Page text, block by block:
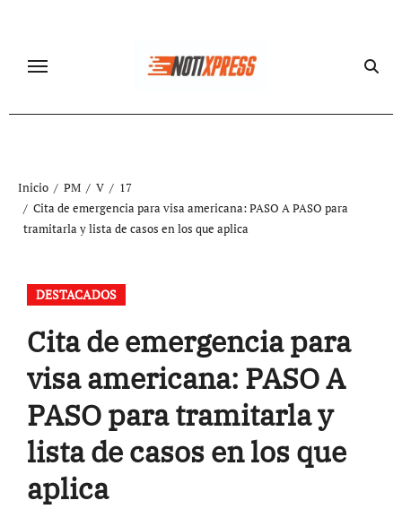
contenido
Inicio PM V
17
Cita de emergencia para visa americana: PASO A PASO para
tramitarla y lista de casos en los que aplica
DESTACADOS
Cita de emergencia para
visa americana: PASO A
PASO para tramitarla y
lista de casos en los que
aplica